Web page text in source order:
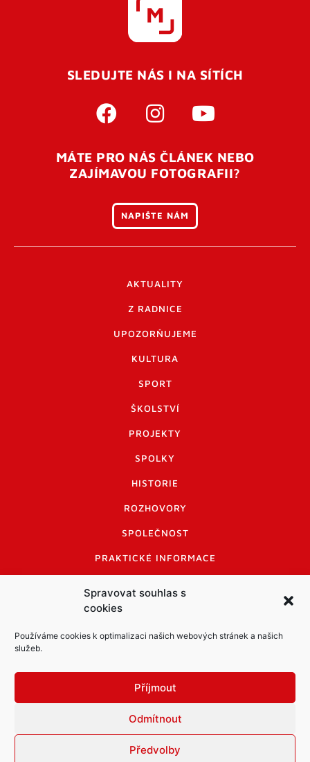
Spravovat souhlas s
cookies
Používáme cookies k optimalizaci našich webových stránek a našich
služeb.
Příjmout
Odmítnout
Předvolby
SLEDUJTE NÁS I NA SÍTÍCH
MÁTE PRO NÁS ČLÁNEK NEBO
ZAJÍMAVOU FOTOGRAFII?
NAPIŠTE NÁM
AKTUALITY
Z RADNICE
UPOZORŇUJEME
KULTURA
SPORT
ŠKOLSTVÍ
PROJEKTY
SPOLKY
HISTORIE
ROZHOVORY
SPOLEČNOST
PRAKTICKÉ INFORMACE
INFORMACE A KODEX DISKUTUJÍCÍCH
LOGO A LOGO MANUÁL
Informace o zpracování osobních údajů